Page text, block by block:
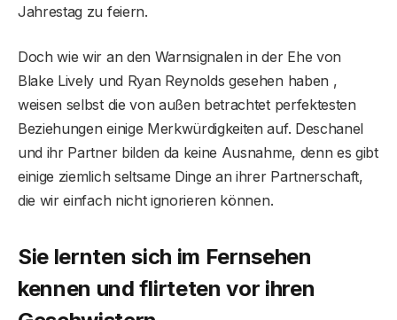
Jahrestag zu feiern.
Doch wie wir an den Warnsignalen in der Ehe von
Blake Lively und Ryan Reynolds gesehen haben ,
weisen selbst die von außen betrachtet perfektesten
Beziehungen einige Merkwürdigkeiten auf. Deschanel
und ihr Partner bilden da keine Ausnahme, denn es gibt
einige ziemlich seltsame Dinge an ihrer Partnerschaft,
die wir einfach nicht ignorieren können.
Sie lernten sich im Fernsehen
kennen und flirteten vor ihren